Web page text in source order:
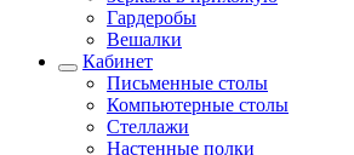
Гардеробы
Вешалки
Кабинет
Письменные столы
Компьютерные столы
Стеллажи
Настенные полки